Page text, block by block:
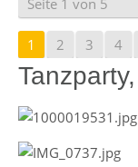
Seite 1 von 5
1 2 3 4